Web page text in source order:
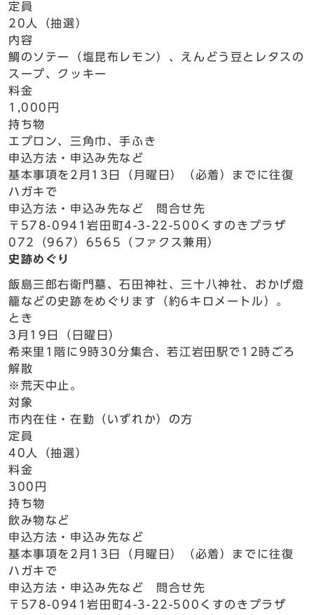
定員
20人（抽選）
内容
鯛のソテー（塩昆布レモン）、えんどう豆とレタスの
スープ、クッキー
料金
1,000円
持ち物
エプロン、三角巾、手ふき
申込方法・申込み先など
基本事項を2月13日（月曜日）（必着）までに往復
ハガキで
申込方法・申込み先など 問合せ先
〒578-0941岩田町4-3-22-500くすのきプラザ
072（967）6565（ファクス兼用）
史跡めぐり
飯島三郎右衛門墓、石田神社、三十八神社、おかげ燈
籠などの史跡をめぐります（約6キロメートル）。
とき
3月19日（日曜日）
希来里1階に9時30分集合、若江岩田駅で12時ごろ
解散
※荒天中止。
対象
市内在住・在勤（いずれか）の方
定員
40人（抽選）
料金
300円
持ち物
飲み物など
申込方法・申込み先など
基本事項を2月13日（月曜日）（必着）までに往復
ハガキで
申込方法・申込み先など 問合せ先
〒578-0941岩田町4-3-22-500くすのきプラザ